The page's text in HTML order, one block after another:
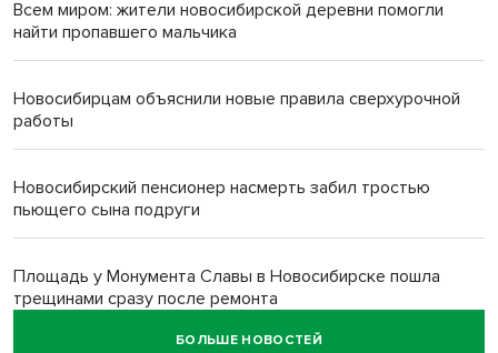
Всем миром: жители новосибирской деревни помогли
найти пропавшего мальчика
Новосибирцам объяснили новые правила сверхурочной
работы
Новосибирский пенсионер насмерть забил тростью
пьющего сына подруги
Площадь у Монумента Славы в Новосибирске пошла
трещинами сразу после ремонта
БОЛЬШЕ НОВОСТЕЙ